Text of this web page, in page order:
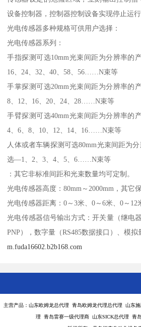
设备控制器，控制器控制设备实现停止运
光电传感器多种规格可供用户选择：
光电传感器系列：
手指探测可选10mm光束间距为分辨率的
16、24、32、40、58、56……N束等
手掌探测可选20mm光束间距为分辨率的
8、12、16、20、24、28……N束等
手臂探测可选40mm光束间距为分辨率的
4、6、8、10、12、14、16……N束等
人体或者车辆探测可选80mm光束间距为
选—1、2、3、4、5、6……N束等
：其它非标准间距和光束数量均可定制。
光电传感器高度：80mm～2000mm，其它
光电传感器距离：0～3米、0～6米、0～12
光电传感器信号输出方式：开关量（继电
PNP），数字量（RS485数据接口）、模拟
m.fuda16602.b2b168.com
主营产品：山东欧姆龙总代理 青岛欧姆龙代理总代理 山东
理 青岛雷赛一级代理商 山东SICK总代理 青